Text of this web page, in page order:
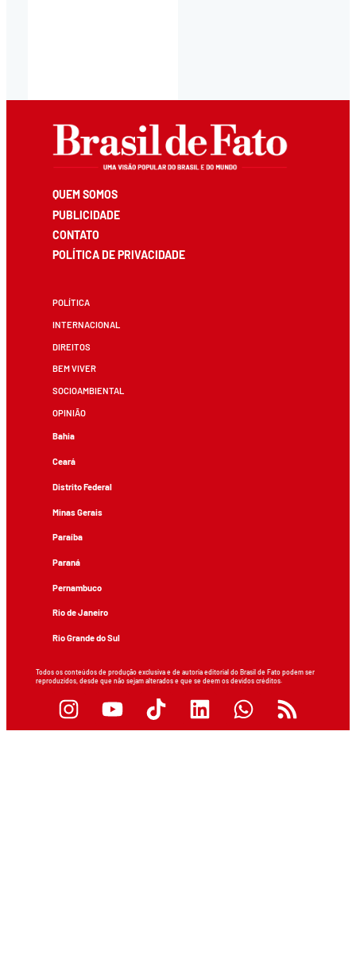
QUEM SOMOS
PUBLICIDADE
CONTATO
POLÍTICA DE PRIVACIDADE
POLÍTICA
INTERNACIONAL
DIREITOS
BEM VIVER
SOCIOAMBIENTAL
OPINIÃO
Bahia
Ceará
Distrito Federal
Minas Gerais
Paraíba
Paraná
Pernambuco
Rio de Janeiro
Rio Grande do Sul
Todos os conteúdos de produção exclusiva e de autoria editorial do Brasil de Fato podem ser
reproduzidos, desde que não sejam alterados e que se deem os devidos créditos.